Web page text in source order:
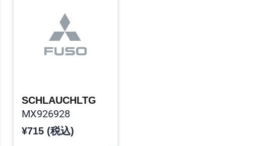
SCHLAUCHLTG
MX926928
¥715 (税込)